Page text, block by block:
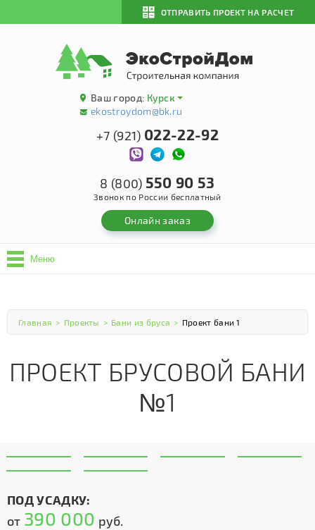
ОТПРАВИТЬ ПРОЕКТ НА РАСЧЕТ
Ваш город: Курск
ekostroydom@bk.ru
+7 (921) 022-22-92
8 (800) 550 90 53
Звонок по России бесплатный
Онлайн заказ
Меню
Главная > Проекты > Бани из бруса > Проект бани 1
ПРОЕКТ БРУСОВОЙ БАНИ
№1
ПОД УСАДКУ:
от 390 000 руб.